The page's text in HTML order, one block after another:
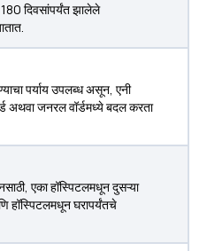
दिवसांपर्यंत झालेले
पर्याय उपलब्ध असून, एनी
अथवा जनरल वॉर्डमध्ये बदल करता
एका हॉस्पिटलमधून दुसऱ्या
हॉस्पिटलमधून घरापर्यंतचे